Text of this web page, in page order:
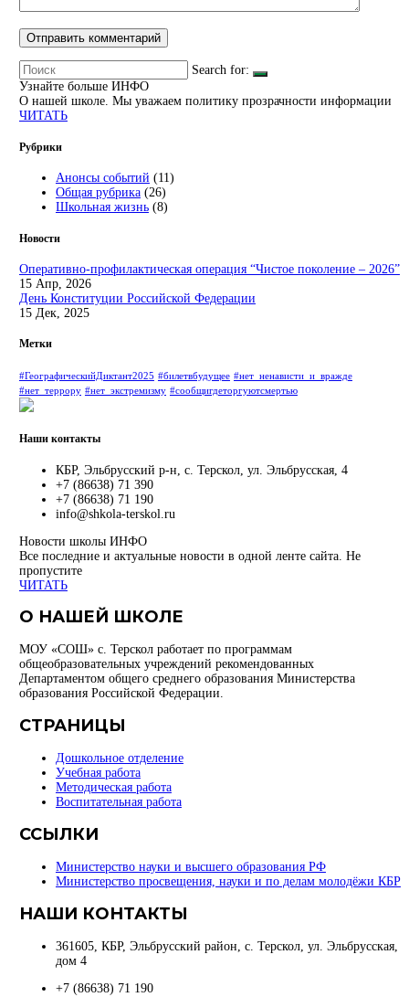
Search for:
Узнайте больше ИНФО
О нашей школе. Мы уважаем политику прозрачности информации
ЧИТАТЬ
Рубрики
Анонсы событий (11)
Общая рубрика(26)
Школьная жизнь(8)
Новости
Оперативно-профилактическая операция “Чистое поколение – 2026”
15 Апр, 2026
День Конституции Российской Федерации
15 Дек, 2025
Метки
#ГеографическийДиктант2025 #билетвбудущее #нет_ненависти_и_вражде
#нет_террору #нет_экстремизму #сообщигдеторгуютсмертью
Наши контакты
КБР, Эльбрусский р-н, с. Терскол, ул. Эльбрусская, 4
+7 (86638) 71 390
+7 (86638) 71 190
info@shkola-terskol.ru
Новости школы ИНФО
Все последние и актуальные новости в одной ленте сайта. Не
пропустите
ЧИТАТЬ
О НАШЕЙ ШКОЛЕ
МОУ «СОШ» с. Терскол работает по программам
общеобразовательных учреждений рекомендованных
Департаментом общего среднего образования Министерства
образования Российской Федерации.
СТРАНИЦЫ
Дошкольное отделение
Учебная работа
Методическая работа
Воспитательная работа
ССЫЛКИ
Министерство науки и высшего образования РФ
Министерство просвещения, науки и по делам молодёжи КБР
НАШИ КОНТАКТЫ
361605, КБР, Эльбрусский район, с. Терскол, ул. Эльбрусская,
дом 4
+7 (86638) 71 190